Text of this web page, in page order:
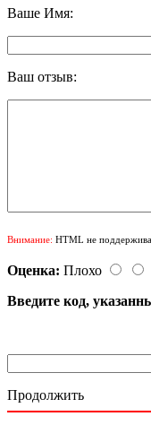
Ваше Имя:
Ваш отзыв:
Внимание: HTML не
Оценка: Плохо
Введите код,
Продолжить